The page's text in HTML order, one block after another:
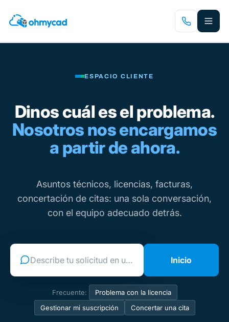
al
ESPACIO CLIENTE
Dinos cuál es el problema.
Nosotros nos encargamos
a partir de ahora.
Asuntos técnicos, licencias, facturas,
concertación de citas: una sola conversación,
con el equipo adecuado detrás.
Describe tu solicitud en una frase… Inicio
Frecuente:
Problema con la licencia
Gestionar mi suscripción
Concertar una cita